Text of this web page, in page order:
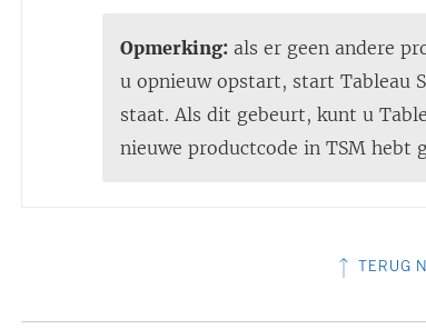
Opmerking: als er geen andere
u opnieuw opstart, start Tableau
staat. Als dit gebeurt, kunt u
nieuwe productcode in TSM hebt
TERUG